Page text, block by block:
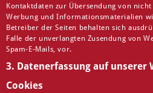
Kontaktdaten zur Übersendung von
Werbung und Informationsmaterialien
Betreiber der Seiten behalten sich
Falle der unverlangten Zusendung von
Spam-E-Mails, vor.
3. Datenerfassung auf unserer
Cookies